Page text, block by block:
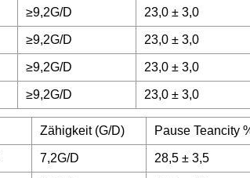
≥9,2G/D 23,0 ± 3,0
≥9,2G/D 23,0 ± 3,0
≥9,2G/D 23,0 ± 3,0
≥9,2G/D 23,0 ± 3,0
Zähigkeit (G/D) Pause Teancity
7,2G/D 28,5 ± 3,5